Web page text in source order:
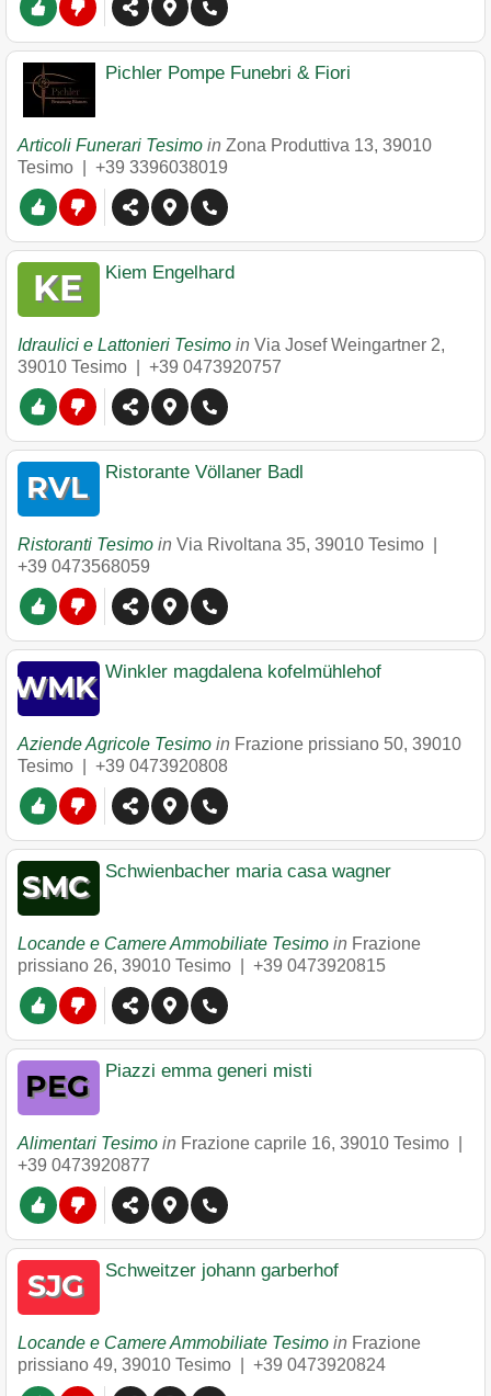
Pichler Pompe Funebri & Fiori
Articoli Funerari Tesimo in Zona Produttiva 13, 39010
Tesimo
+39 3396038019
Kiem Engelhard
Idraulici e Lattonieri Tesimo in Via Josef Weingartner 2,
39010 Tesimo +39 0473920757
Ristorante Völlaner Badl
Ristoranti Tesimo in Via Rivoltana 35, 39010 Tesimo
+39 0473568059
Winkler magdalena kofelmühlehof
Aziende Agricole Tesimo in Frazione prissiano 50, 39010
Tesimo
+39 0473920808
Schwienbacher maria casa wagner
Locande e Camere Ammobiliate Tesimo in Frazione
prissiano 26, 39010 Tesimo +39 0473920815
Piazzi emma generi misti
Alimentari Tesimo in Frazione caprile 16, 39010 Tesimo
+39 0473920877
Schweitzer johann garberhof
Locande e Camere Ammobiliate Tesimo in Frazione
prissiano 49, 39010 Tesimo +39 0473920824